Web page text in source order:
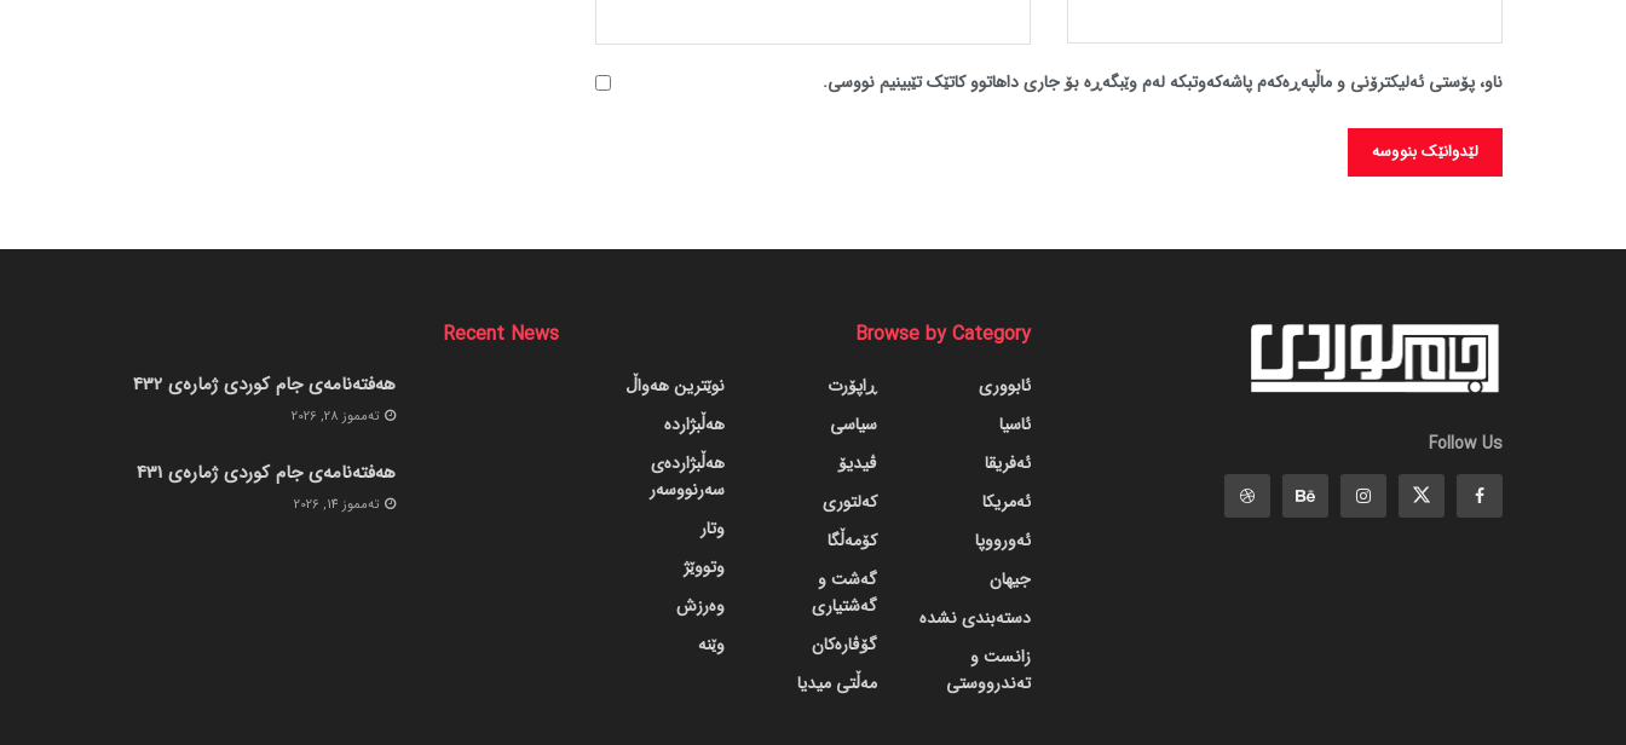
ناو، پۆستی ئەلیکترۆنی و ماڵپەڕەکەم پاشەکەوتبکە لەم وێبگەڕە بۆ جاری داهاتوو کاتێک تێبینیم نووسی.
Follow Us
Browse by Category
ئابووری
ئاسیا
ئەفریقا
ئەمریکا
ئەورووپا
جیهان
دسته‌بندی نشده
زانست و
تەندرووستی
ڕاپۆرت
سیاسی
ڤیدیۆ
کەلتوری
کۆمەڵگا
گه‌شت و
گه‌شتیاری
گۆڤاره‌کان
مەڵتی میدیا
نوێترین هەواڵ
هەڵبژاردە
هەڵبژاردەی
سەرنووسەر
وتار
وتووێژ
وەرزش
وێنە
Recent News
هەفتەنامەی جام کوردی ژمارەی 432
ته‌مموز 28, 2026
هەفتەنامەی جام کوردی ژمارەی 431
ته‌مموز 14, 2026